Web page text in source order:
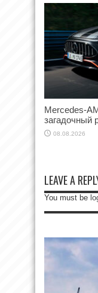
Mercedes-
загадочный
08.08.2026
LEAVE A
You must be